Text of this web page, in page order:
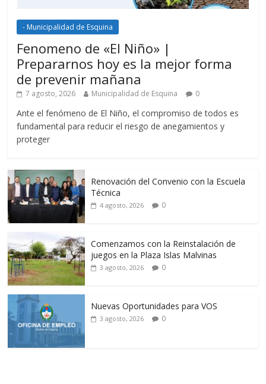
- Municipalidad de Esquina
Fenomeno de «El Niño» |
Prepararnos hoy es la mejor forma
de prevenir mañana
7 agosto, 2026 Municipalidad de Esquina 0
Ante el fenómeno de El Niño, el compromiso de todos es
fundamental para reducir el riesgo de anegamientos y
proteger
Renovación del Convenio con la Escuela
Técnica
4 agosto, 2026 0
Comenzamos con la Reinstalación de
juegos en la Plaza Islas Malvinas
3 agosto, 2026 0
Nuevas Oportunidades para VOS
3 agosto, 2026 0